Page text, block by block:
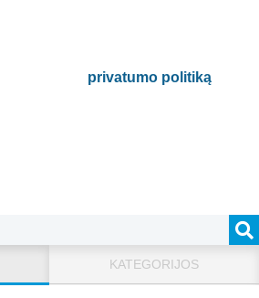
privatumo politiką.
KATEGORIJOS